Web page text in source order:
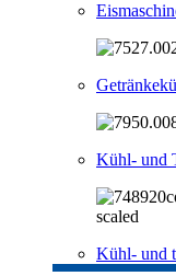
Kühl- und
Kühl- und